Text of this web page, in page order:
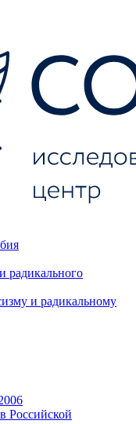
радикального
и радикальному
Российской